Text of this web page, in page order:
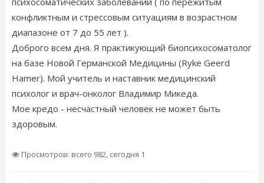
конфликтным и стрессовым ситуациям в возрастном
диапазоне от 7 до 55 лет ).
Доброго всем дня. Я практикующий биопсихосоматолог
на базе Новой Германской Медицины (Ryke Geerd
Hamer). Мой учитель и наставник медицинский
психолог и врач-онколог Владимир Микеда.
Мое кредо - несчастный человек не может быть
здоровым.
Просмотров: всего 982, сегодня 1